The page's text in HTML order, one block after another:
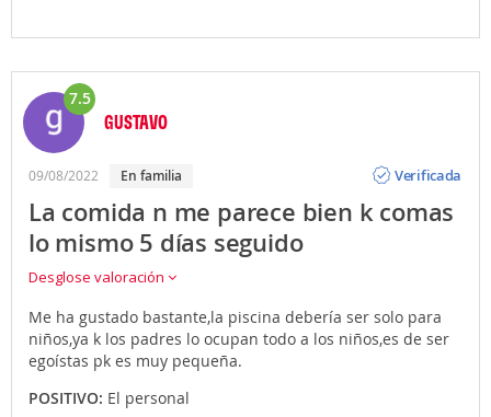
7.5
GUSTAVO
09/08/2022 En familia
Verificada
La comida n me parece bien k comas
lo mismo 5 días seguido
Desglose valoración
Me ha gustado bastante,la piscina debería ser solo para
niños,ya k los padres lo ocupan todo a los niños,es de ser
egoístas pk es muy pequeña.
POSITIVO: El personal